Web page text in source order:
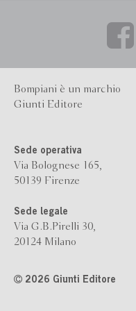
Bompiani è un marchio
Giunti Editore
Sede operativa
Via Bolognese 165,
50139 Firenze
Sede legale
Via G.B.Pirelli 30,
20124 Milano
2026 Giunti Editore